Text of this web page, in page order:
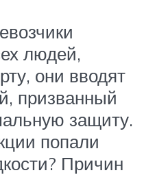
людей,
они вводят
призванный
защиту.
попали
Причин